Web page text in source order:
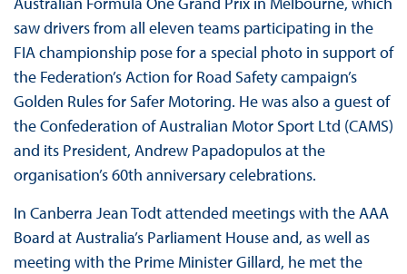
saw drivers from all eleven teams participating in the
FIA championship pose for a special photo in support of
the Federation’s Action for Road Safety campaign’s
Golden Rules for Safer Motoring. He was also a guest of
the Confederation of Australian Motor Sport Ltd (CAMS)
and its President, Andrew Papadopulos at the
organisation’s 60th anniversary celebrations.
In Canberra Jean Todt attended meetings with the AAA
Board at Australia’s Parliament House and, as well as
meeting with the Prime Minister Gillard, he met the